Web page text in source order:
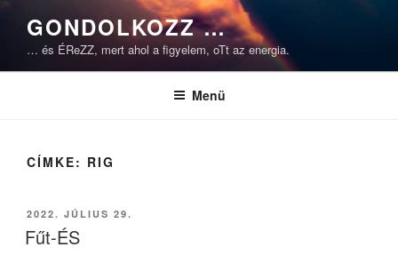
Tartalomhoz
GONDOLKOZZ …
… és ÉReZZ, mert ahol a figyelem, oTt az energia.
Menü
CÍMKE: RIG
BEKÜLDVE:
2022. JÚLIUS 29.
Fűt-ÉS